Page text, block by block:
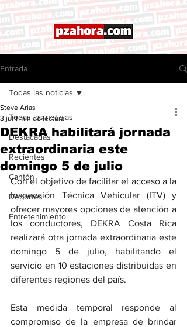
Entrada
Todas las noticias
Destacadas
Recientes
Cantón
Deportes
Entretenimiento
Todas las noticias
DEKRA habilitará jornada
extraordinaria este
domingo 5 de julio
Steve Arias
3 jul 1 min de lectura
Con el objetivo de facilitar el acceso a la
Inspección Técnica Vehicular (ITV) y
ofrecer mayores opciones de atención a
los conductores, DEKRA Costa Rica
realizará otra jornada extraordinaria este
domingo 5 de julio, habilitando el
servicio en 10 estaciones distribuidas en
diferentes regiones del país.
Esta medida temporal responde al
compromiso de la empresa de brindar